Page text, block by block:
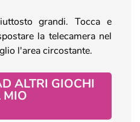
grandi. Tocca e
la telecamera nel
l'area circostante.
ALTRI GIOCHI
MIO